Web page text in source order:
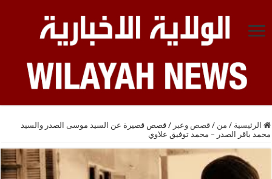
الرئيسية / من / قصص وعبر / قصص قصيرة عن السيد موسى الصدر والسيد
محمد باقر الصدر – محمد توفيق علاوي